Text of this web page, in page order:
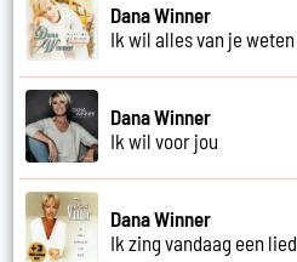
Dana Winner
Ik wil alles van je weten
Dana Winner
Ik wil voor jou
Dana Winner
Ik zing vandaag een lied